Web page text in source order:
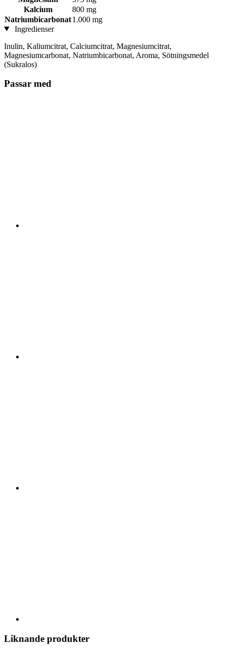
Kalcium
800 mg
Natriumbicarbonat1.000 mg
Ingredienser
Inulin, Kaliumcitrat, Calciumcitrat, Magnesiumcitrat,
Magnesiumcarbonat, Natriumbicarbonat, Aroma, Sötningsmedel
(Sukralos)
Passar med
Liknande produkter